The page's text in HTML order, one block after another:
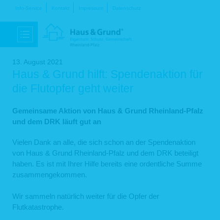
Navigation
Info-Service Kontakt Impressum Datenschutz
13. August 2021
Haus & Grund hilft: Spendenaktion für
die Flutopfer geht weiter
Gemeinsame Aktion von Haus & Grund Rheinland-Pfalz
und dem DRK läuft gut an
Vielen Dank an alle, die sich schon an der Spendenaktion
von Haus & Grund Rheinland-Pfalz und dem DRK beteiligt
haben. Es ist mit Ihrer Hilfe bereits eine ordentliche Summe
zusammengekommen.
Wir sammeln natürlich weiter für die Opfer der
Flutkatastrophe.